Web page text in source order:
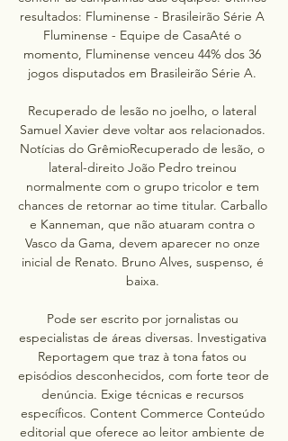
resultados: Fluminense - Brasileirão Série A
Fluminense - Equipe de CasaAté o
momento, Fluminense venceu 44% dos 36
jogos disputados em Brasileirão Série A.
Recuperado de lesão no joelho, o lateral
Samuel Xavier deve voltar aos relacionados.
Notícias do GrêmioRecuperado de lesão, o
lateral-direito João Pedro treinou
normalmente com o grupo tricolor e tem
chances de retornar ao time titular. Carballo
e Kanneman, que não atuaram contra o
Vasco da Gama, devem aparecer no onze
inicial de Renato. Bruno Alves, suspenso, é
baixa.
Pode ser escrito por jornalistas ou
especialistas de áreas diversas. Investigativa
Reportagem que traz à tona fatos ou
episódios desconhecidos, com forte teor de
denúncia. Exige técnicas e recursos
específicos. Content Commerce Conteúdo
editorial que oferece ao leitor ambiente de